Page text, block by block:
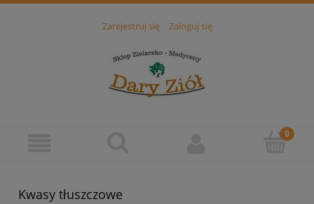
Zarejestruj się Zaloguj się
Kwasy tłuszczowe